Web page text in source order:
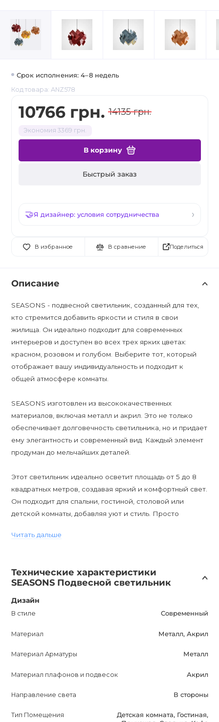
Срок исполнения: 4–8 недель
Код товара: ANZ578
10766 грн. 14135 грн.
Экономия 3369 грн.
В корзину
Быстрый заказ
Я дизайнер: условия сотрудничества
В избранное В сравнение Поделиться
Описание
SEASONS - подвесной светильник, созданный для тех,
кто стремится добавить яркости и стиля в свои
жилища. Он идеально подходит для современных
интерьеров и доступен во всех трех ярких цветах:
красном, розовом и голубом. Выберите тот, который
отображает вашу индивидуальность и подходит к
общей атмосфере комнаты.
SEASONS изготовлен из высококачественных
материалов, включая металл и акрил. Это не только
обеспечивает долговечность светильника, но и придает
ему элегантность и современный вид. Каждый элемент
продуман до мельчайших деталей.
Этот светильник идеально осветит площадь от 5 до 8
квадратных метров, создавая яркий и комфортный свет.
Он подходит для спальни, гостиной, столовой или
детской комнаты, добавляя уют и стиль. Просто
длинной цепи, включайте свет и наслаждайтесь
SEASONS также обладает возможностью
диммирования, что позволяет вам создавать разные
настроения и контролировать яркость освещения.
Просто установите диммируемые лампы и регулируйте
что он защищен от пыли и других мелких частиц. Это
делает его идеальным для использования внутри
Читать дальше
Технические характеристики
SEASONS Подвесной светильник
Дизайн
В стиле Современный
Материал Металл, Акрил
Материал Арматуры Металл
Материал плафонов и подвесок Акрил
Направление света В стороны
Тип Помещения
Детская комната, Гостиная,